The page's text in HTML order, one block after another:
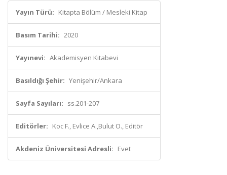
Yayın Türü: Kitapta Bölüm / Mesleki Kitap
Basım Tarihi: 2020
Yayınevi: Akademisyen Kitabevi
Basıldığı Şehir: Yenişehir/Ankara
Sayfa Sayıları: ss.201-207
Editörler: Koc F., Evlice A.,Bulut O., Editör
Akdeniz Üniversitesi Adresli: Evet